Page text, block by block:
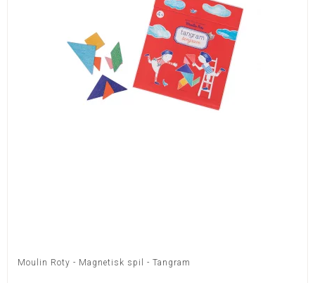
Moulin Roty - Magnetisk spil - Tangram